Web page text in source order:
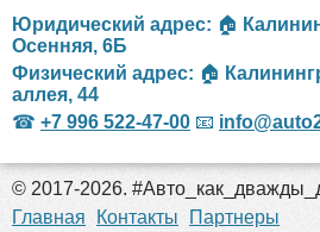
Юридический адрес: 🏠
Осенняя, 6Б
Физический адрес: 🏠
аллея, 44
☎ +7 996 522-47-00 📧
© 2017-2026.
Главная
Контакты Партнеры